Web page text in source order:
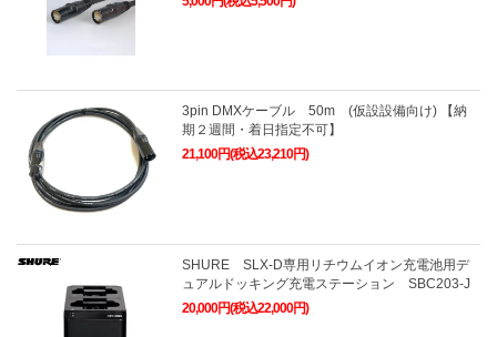
3pin DMXケーブル 50m (仮設設備向け) 【納
期２週間・着日指定不可】
21,100円(税込23,210円)
SHURE SLX-D専用リチウムイオン充電池用デ
ュアルドッキング充電ステーション SBC203-J
20,000円(税込22,000円)